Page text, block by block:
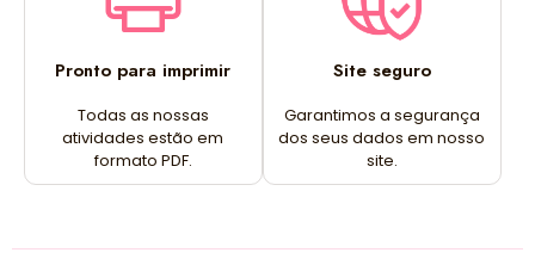
Pronto para imprimir
Todas as nossas
atividades estão em
formato PDF.
Site seguro
Garantimos a segurança
dos seus dados em nosso
site.